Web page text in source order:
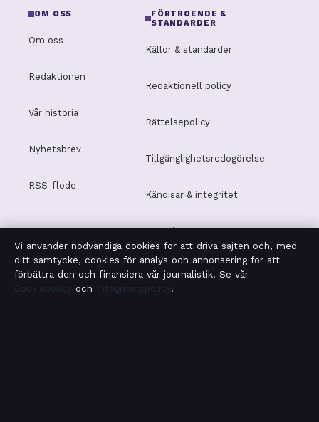
OM OSS
Om oss
Redaktionen
Vår historia
Nyhetsbrev
RSS-flöde
FÖRTROENDE &
STANDARDER
Källor & standarder
Redaktionell policy
Rättelsepolicy
Tillgänglighetsredogörelse
Kändisar & integritet
Integritetspolicy
OM SAMHÄLLSBEVAKNING I KORTHET
Vi använder nödvändiga cookies för att driva sajten och, med
ditt samtycke, cookies för analys och annonsering för att
förbättra den och finansiera vår journalistik. Se vår
Cookiepolicy och Integritetspolicy.